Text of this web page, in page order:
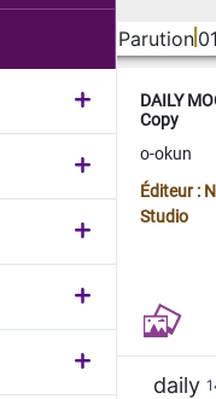
Parution
DAILY
Copy
o-okun
Éditeur :
Studio
daily